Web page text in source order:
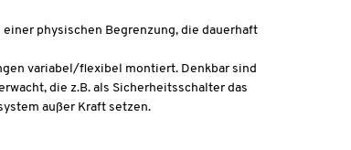
physischen Begrenzung, die dauerhaft
variabel/flexibel montiert. Denkbar sind
die z.B. als Sicherheitsschalter das
außer Kraft setzen.